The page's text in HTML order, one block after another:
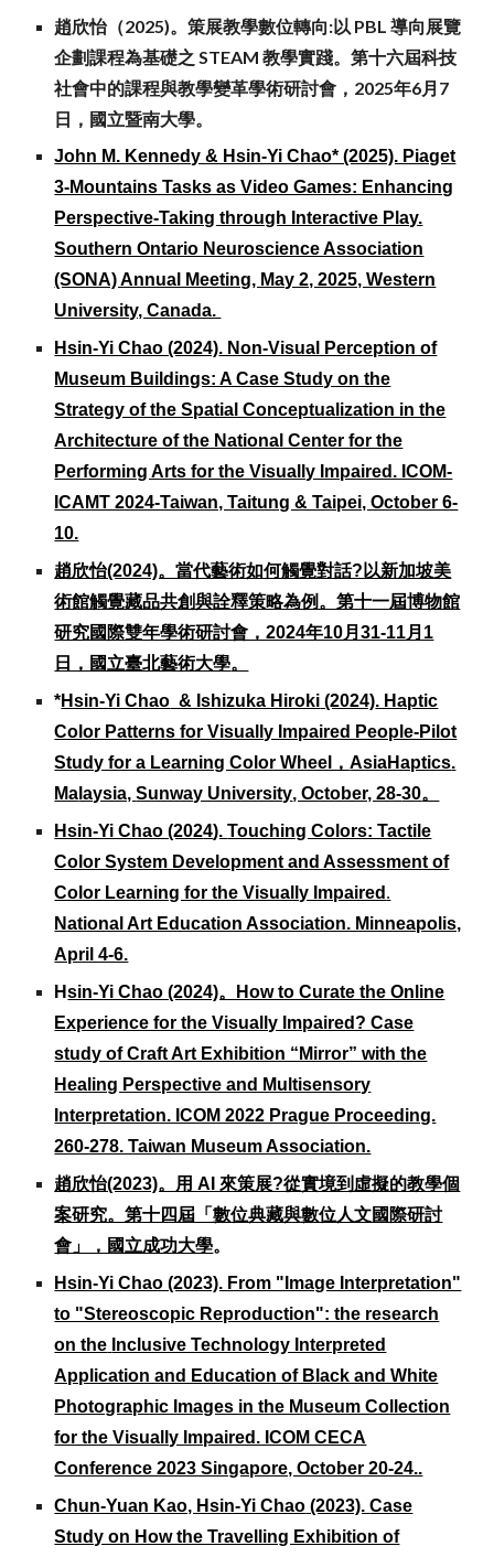
趙欣怡（2025)。策展教學數位轉向:以 PBL 導向展覽
企劃課程為基礎之 STEAM 教學實踐。第十六屆科技
社會中的課程與教學變革學術研討會，2025年6月7
日，國立暨南大學。
John M. Kennedy & Hsin-Yi Chao* (2025). Piaget
3-Mountains Tasks as Video Games: Enhancing
Perspective-Taking through Interactive Play.
Southern Ontario Neuroscience Association
(SONA) Annual Meeting, May 2, 2025, Western
University, Canada.
Hsin-Yi Chao (2024). Non-Visual Perception of
Museum Buildings: A Case Study on the
Strategy of the Spatial Conceptualization in the
Architecture of the National Center for the
Performing Arts for the Visually Impaired. ICOM-
ICAMT 2024-Taiwan, Taitung & Taipei, October 6-
10.
趙欣怡(2024)。當代藝術如何觸覺對話?以新加坡美
術館觸覺藏品共創與詮釋策略為例。第十一屆博物館
研究國際雙年學術研討會，2024年10月31-11月1
日，國立臺北藝術大學。
*Hsin-Yi Chao & Ishizuka Hiroki (2024). Haptic
Color Patterns for Visually Impaired People-Pilot
Study for a Learning Color Wheel，AsiaHaptics.
Ma laysia,Sunway University, October, 28-30。
Hsin-Yi Chao (2024).Touching Colors: Tactile
Color System Development and Assessment of
Color Learning for the Visually Impaired .
National Art Education Association. Minneapolis,
April 4-6.
Hsin-Yi Chao (2024)。How to Curate the Online
Experience for the Visually Impaired? Case
study of Craft Art Exhibition “Mirror” with the
Healing Perspective and Multisensory
Interpretation. ICOM 2022 Prague Proceeding.
260-278. Taiwan Museum Association.
趙欣怡(2023)。用 AI 來策展?從實境到虛擬的教學個
案研究。第十四屆「數位典藏與數位人文國際研討
會」，國立成功大學。
Hsin-Yi Chao (2023). From "Image Interpretation"
to "Stereoscopic Reproduction": the research
on the Inclusive Technology Interpreted
Application and Education of Black and White
Photographic Images in the Museum Collection
for the Visually Impaired. ICOM CECA
Conference 2023 Singapore, October 20-24..
Chun-Yuan Kao, Hsin-Yi Chao (2023).Case
Study on How the Travelling Exhibition of